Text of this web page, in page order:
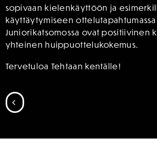
sopivaan kielenkäyttöön ja
käyttäytymiseen
Juniorikatsomossa ovat positiivinen
yhteinen huippuottelukokemus.
Tervetuloa Tehtaan kentälle!
SIIRRY EDELLISEEN